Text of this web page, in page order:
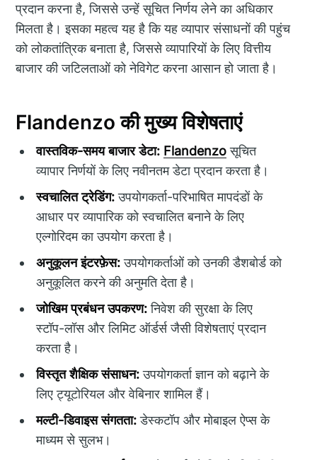
प्रदान करना है, जिससे उन्हें सूचित निर्णय लेने का अधिकार
मिलता है। इसका महत्व यह है कि यह व्यापार संसाधनों की पहुंच
को लोकतांत्रिक बनाता है, जिससे व्यापारियों के लिए वित्तीय
बाजार की जटिलताओं को नेविगेट करना आसान हो जाता है।
Flandenzo की मुख्य विशेषताएं
वास्तविक-समय बाजार डेटा: Flandenzoसूचित
व्यापार निर्णयों के लिए नवीनतम डेटा प्रदान करता है।
स्वचालित ट्रेडिंग:उपयोगकर्ता-परिभाषित मापदंडों के
आधार पर व्यापारिक को स्वचालित बनाने के लिए
एल्गोरिदम का उपयोग करता है।
अनुकूलन इंटरफ़ेस:उपयोगकर्ताओं को उनकी डैशबोर्ड को
अनुकूलित करने की अनुमति देता है।
जोखिम प्रबंधन उपकरण:निवेश की सुरक्षा के लिए
स्टॉप-लॉस और लिमिट ऑर्डर्स जैसी विशेषताएं प्रदान
करता है।
विस्तृत शैक्षिक संसाधन:उपयोगकर्ता ज्ञान को बढ़ाने के
लिए ट्यूटोरियल और वेबिनार शामिल हैं।
मल्टी-डिवाइस संगतता:डेस्कटॉप और मोबाइल ऐप्स के
माध्यम से सुलभ।